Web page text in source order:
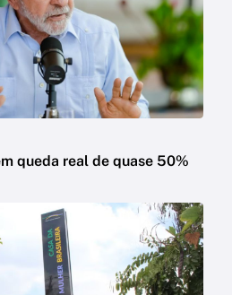
queda real de quase 50%